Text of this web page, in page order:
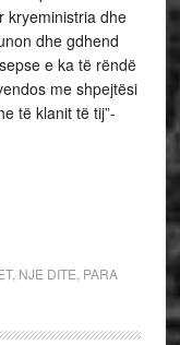
kryeministria dhe
dhe gdhend
e ka të rëndë
me shpejtësi
të klanit të tij”-
, NJE DITE PARA